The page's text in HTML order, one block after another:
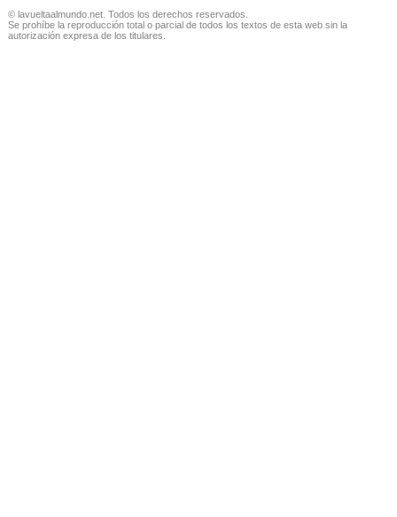
© lavueltaalmundo.net. Todos los derechos reservados.
Se prohíbe la reproducción total o parcial de todos los textos de esta web sin la
autorización expresa de los titulares.